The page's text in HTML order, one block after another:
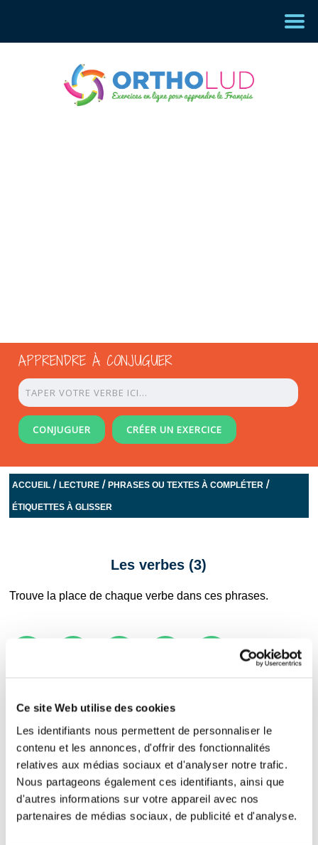
Ce site Web utilise des cookies
Les identifiants nous permettent de personnaliser le
contenu et les annonces, d'offrir des fonctionnalités
relatives aux médias sociaux et d'analyser notre trafic.
Nous partageons également ces identifiants, ainsi que
d'autres informations sur votre appareil avec nos
partenaires de médias sociaux, de publicité et d'analyse.
APPRENDRE À CONJUGUER
CONJUGUER CRÉER UN EXERCICE
ACCUEIL /LECTURE /PHRASES OU TEXTES À COMPLÉTER /
ÉTIQUETTES À GLISSER
Les verbes (3)
Trouve la place de chaque verbe dans ces phrases.